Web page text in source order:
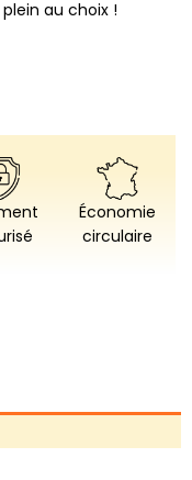
au choix !
Économie
circulaire